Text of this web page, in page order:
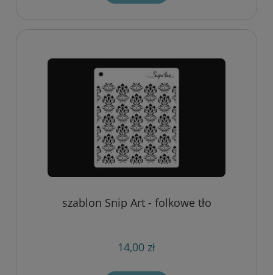
szablon Snip Art - folkowe tło
14,00 zł